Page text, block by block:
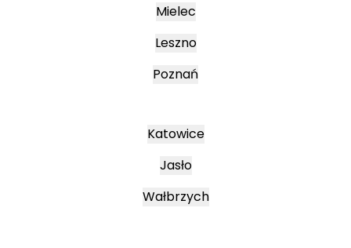
Mielec
Leszno
Poznań
Katowice
Jasło
Wałbrzych